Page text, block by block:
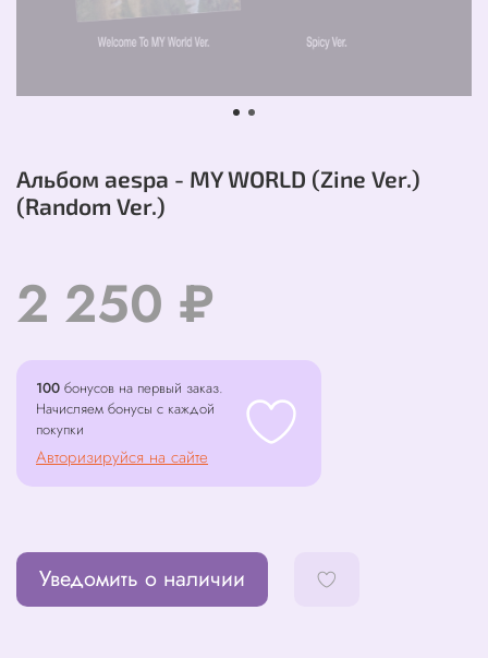
Альбом aespa - MY WORLD (Zine Ver.)
(Random Ver.)
2 250 ₽
100 бонусов на первый заказ.
Начисляем бонусы с каждой
покупки
Авторизируйся на сайте
Уведомить о наличии